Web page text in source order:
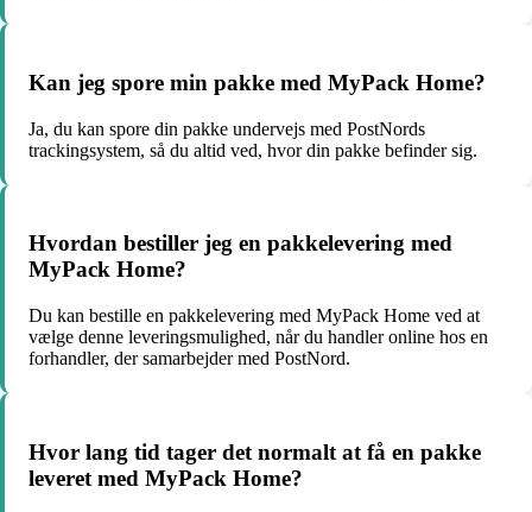
Kan jeg spore min pakke med MyPack Home?
Ja, du kan spore din pakke undervejs med PostNords
trackingsystem, så du altid ved, hvor din pakke befinder sig.
Hvordan bestiller jeg en pakkelevering med
MyPack Home?
Du kan bestille en pakkelevering med MyPack Home ved at
vælge denne leveringsmulighed, når du handler online hos en
forhandler, der samarbejder med PostNord.
Hvor lang tid tager det normalt at få en pakke
leveret med MyPack Home?